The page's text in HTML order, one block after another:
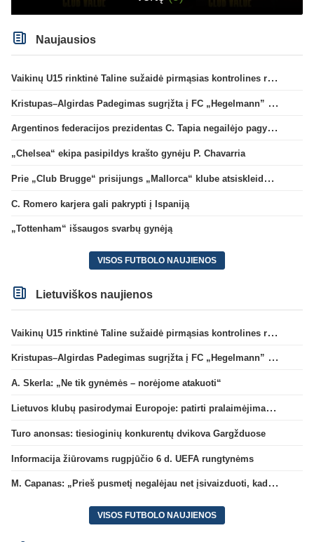
Naujausios
Vaikinų U15 rinktinė Taline sužaidė pirmąsias kontrolines rungtynes
Kristupas–Algirdas Padegimas sugrįžta į FC „Hegelmann” B sudėtį
Argentinos federacijos prezidentas C. Tapia negailėjo pagyrų G. Infantino
„Chelsea“ ekipa pasipildys krašto gynėju P. Chavarria
Prie „Club Brugge“ prisijungs „Mallorca“ klube atsiskleidęs J. Virgili
C. Romero karjera gali pakrypti į Ispaniją
„Tottenham“ išsaugos svarbų gynėją
VISOS FUTBOLO NAUJIENOS
Lietuviškos naujienos
Vaikinų U15 rinktinė Taline sužaidė pirmąsias kontrolines rungtynes
Kristupas–Algirdas Padegimas sugrįžta į FC „Hegelmann” B sudėtį
A. Skerla: „Ne tik gynėmės – norėjome atakuoti“
Lietuvos klubų pasirodymai Europoje: patirti pralaimėjimai Kroatijos atstovams
Turo anonsas: tiesioginių konkurentų dvikova Gargžduose
Informacija žiūrovams rugpjūčio 6 d. UEFA rungtynėms
M. Capanas: „Prieš pusmetį negalėjau net įsivaizduoti, kad žaisime prieš „Hajduk“
VISOS FUTBOLO NAUJIENOS